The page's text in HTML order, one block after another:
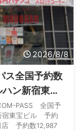
2026/8/8
ス全国予約数
ン新宿東宝
PASS 全国予
宿東宝ビル 予約
店 予約数12,987